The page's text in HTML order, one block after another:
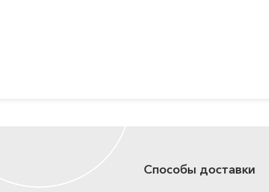
Способы доставки